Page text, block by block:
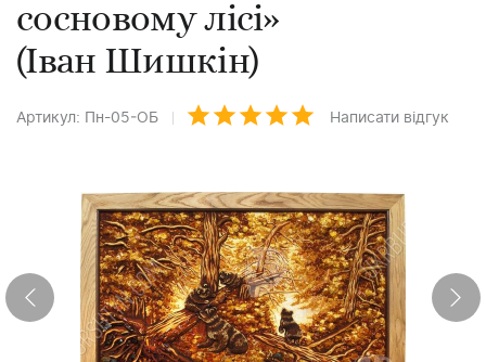
сосновому лісі»
(Іван Шишкін)
Артикул: Пн-05-ОБ Написати відгук